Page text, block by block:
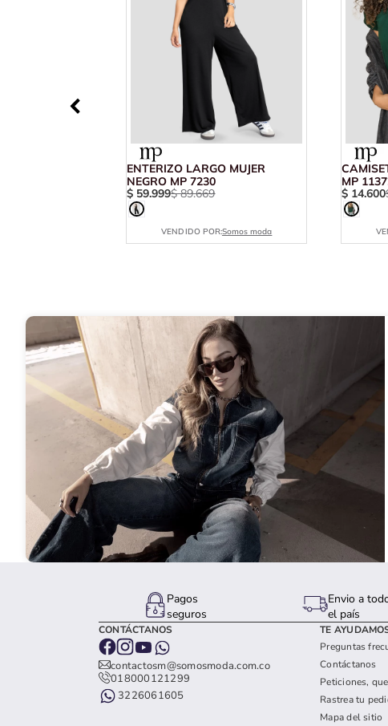
ENTERIZO LARGO MUJER
NEGRO MP 7230
$ 59.999$ 89.669
VENDIDO POR:Somos moda
MP
$ 14.600
Pagos
seguros
Envio a
el país
CONTÁCTANOS
contactosm@somosmoda.com.co
018000121299
3226061605
TE
Preguntas
Contáctanos
Peticiones,
Rastrea tu
Mapa del sitio